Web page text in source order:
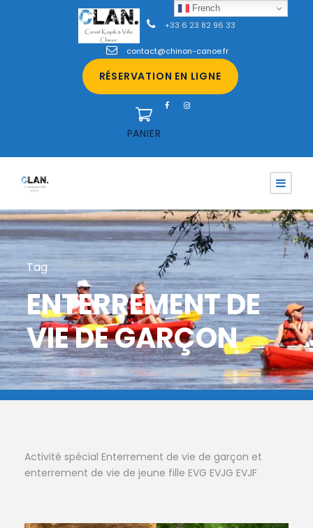
+33 6 23 82 96 33
contact@chinon-canoe.fr
RÉSERVATION EN LIGNE
PANIER
Tag
ENTERREMENT DE
VIE DE GARÇON
Activité spécial Enterrement de vie de garçon et
enterrement de vie de jeune fille EVG EVJG EVJF
French